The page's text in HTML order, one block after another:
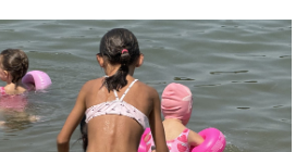
uz PerSu Extra. A ti? Saznaj